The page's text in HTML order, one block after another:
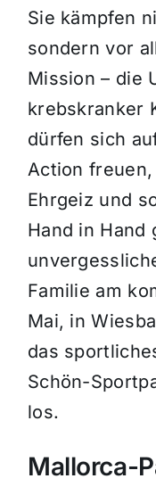
Sie kämpfen
sondern vor
Mission – die
krebskranker
dürfen sich
Action
Ehrgeiz und
Hand in Hand
Familie am
Mai, in
das
Schön-
los.
Mallorca-